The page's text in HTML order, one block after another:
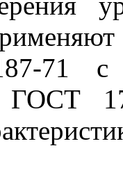
71 с
ГОСТ